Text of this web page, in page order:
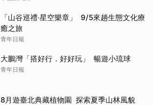
「山谷巡禮‧星空樂章」 9/5來趟生態文化療
癒之旅
青年日報
大鵬灣「搭好行．好好玩」 暢遊小琉球
青年日報
8月遊臺北典藏植物園 探索夏季山林風貌